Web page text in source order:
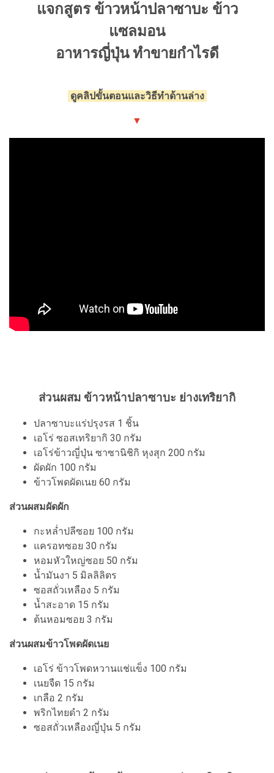
แจกสูตร ข้าวหน้าปลาซาบะ ข้าว
แซลมอน
อาหารญี่ปุ่น ทำขายกำไรดี
ดูคลิปขั้นตอนและวิธีทำด้านล่าง
▼
ส่วนผสม ข้าวหน้าปลาซาบะ ย่างเทริยากิ
ปลาซาบะแร่ปรุงรส 1 ชิ้น
เอโร่ ซอสเทริยากิ 30 กรัม
เอโร่ข้าวญี่ปุ่น ซาซานิชิกิ หุงสุก 200 กรัม
ผัดผัก 100 กรัม
ข้าวโพดผัดเนย 60 กรัม
ส่วนผสมผัดผัก
กะหล่ำปลีซอย 100 กรัม
แครอทซอย 30 กรัม
หอมหัวใหญ่ซอย 50 กรัม
น้ำมันงา 5 มิลลิลิตร
ซอสถั่วเหลือง 5 กรัม
น้ำสะอาด 15 กรัม
ต้นหอมซอย 3 กรัม
ส่วนผสมข้าวโพดผัดเนย
เอโร่ ข้าวโพดหวานแช่แข็ง 100 กรัม
เนยจืด 15 กรัม
เกลือ 2 กรัม
พริกไทยดำ 2 กรัม
ซอสถั่วเหลืองญี่ปุ่น 5 กรัม